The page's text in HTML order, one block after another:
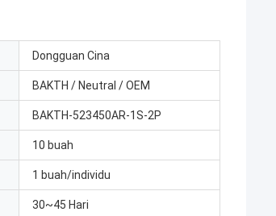
Dongguan Cina
BAKTH / Neutral / OEM
BAKTH-523450AR-1S-2P
10 buah
1 buah/individu
30~45 Hari